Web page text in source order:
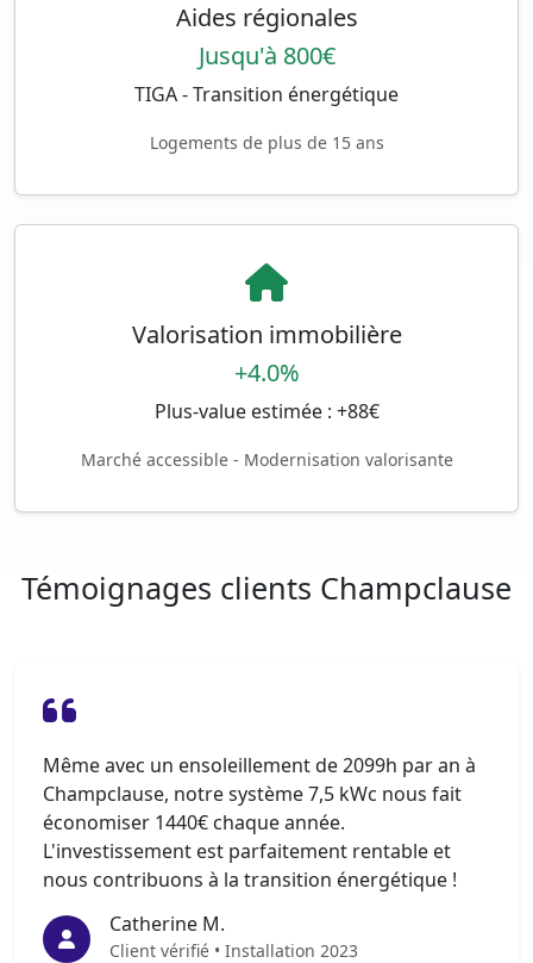
Aides régionales
Jusqu'à 800€
TIGA - Transition énergétique
Logements de plus de 15 ans
Valorisation immobilière
+4.0%
Plus-value estimée : +88€
Marché accessible - Modernisation valorisante
Témoignages clients Champclause
Même avec un ensoleillement de 2099h par an à
Champclause, notre système 7,5 kWc nous fait
économiser 1440€ chaque année.
L'investissement est parfaitement rentable et
nous contribuons à la transition énergétique !
Catherine M.
Client vérifié • Installation 2023